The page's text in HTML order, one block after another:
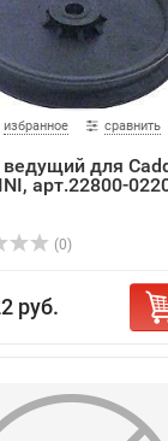
избранное сравнить
для
арт.22800-
(0)
руб.